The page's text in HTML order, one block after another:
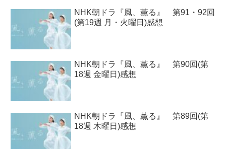
NHK朝ドラ『風、薫る』 第91・92回
(第19週 月・火曜日)感想
NHK朝ドラ『風、薫る』 第90回(第
18週 金曜日)感想
NHK朝ドラ『風、薫る』 第89回(第
18週 木曜日)感想